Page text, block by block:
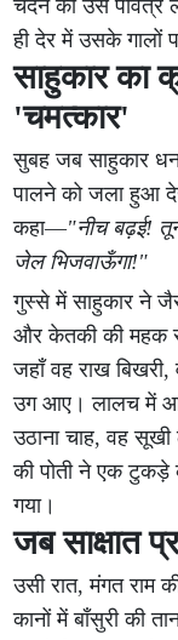
चंदन की उस पवित्र
ही देर में उसके गालों
साहुकार का
'चमत्कार'
सुबह जब साहुकार
पालने को जला हुआ
कहा—"नीच बढ़ई!
जेल भिजवाऊँगा!"
गुस्से में साहुकार ने
और केतकी की महक
जहाँ वह राख
उग आए। लालच में
उठाना चाह, वह
की पोती ने एक टुकड़े
गया।
जब साक्षात
उसी रात, मंगत राम
कानों में बाँसुरी की